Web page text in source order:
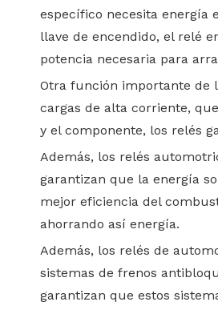
específico necesita
llave de encendido, el relé
potencia necesaria para
Otra función importante de
cargas de alta corriente,
y el componente, los relés
Además, los relés
garantizan que la energía
mejor eficiencia del
ahorrando así energía.
Además, los relés de
sistemas de frenos
garantizan que estos